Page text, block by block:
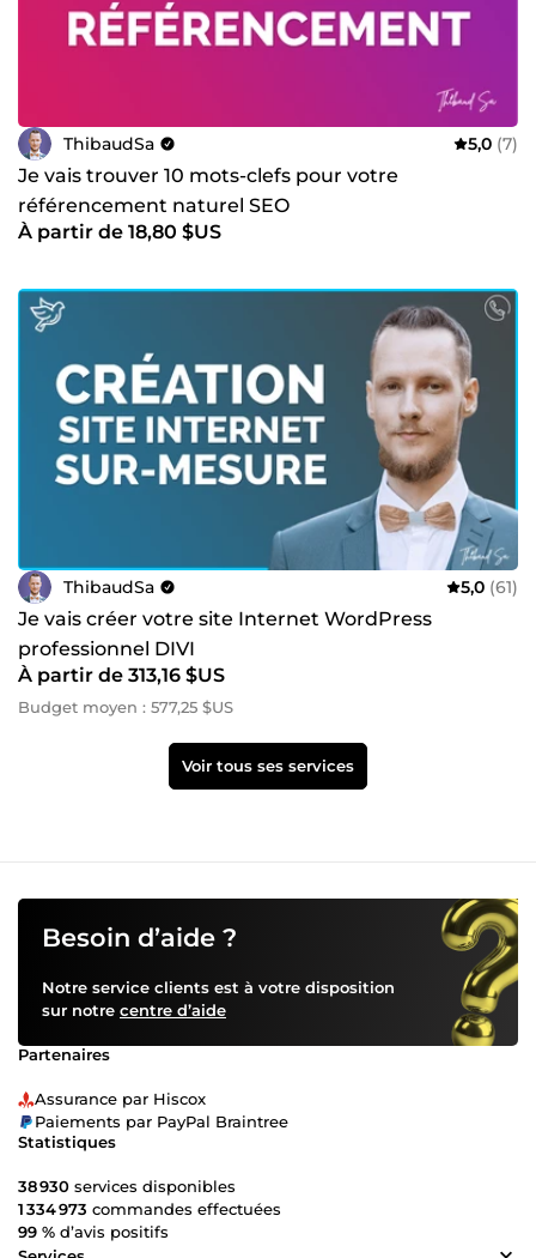
ThibaudSa 5,0 (7)
Je vais trouver 10 mots-clefs pour votre
référencement naturel SEO
À partir de 18,80 $US
ThibaudSa 5,0 (61)
Je vais créer votre site Internet WordPress
professionnel DIVI
À partir de 313,16 $US
Budget moyen : 577,25 $US
Voir tous ses services
Besoin d’aide ?
Notre service clients est à votre disposition
sur notre centre d’aide
Partenaires
Assurance par Hiscox
Paiements par PayPal Braintree
Statistiques
38 930 services disponibles
1 334 973 commandes effectuées
99 % d’avis positifs